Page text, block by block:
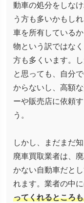
動車の処分をしな
う方も多いかもし
車を所有している
物という訳ではな
方も多くいます。
と思っても、自分
からないし、高額
ーや販売店に依頼
う。
しかし、まだまだ
廃車買取業者は、
かない自動車だと
れます。業者の中
ってくれるところ